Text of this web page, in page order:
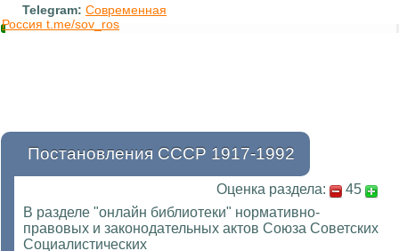
Telegram: Современная
Россия t.me/sov_ros
Постановления СССР 1917-1992
Оценка раздела:
45
В разделе "онлайн библиотеки" нормативно-
правовых и законодательных актов Союза Советских
Социалистических